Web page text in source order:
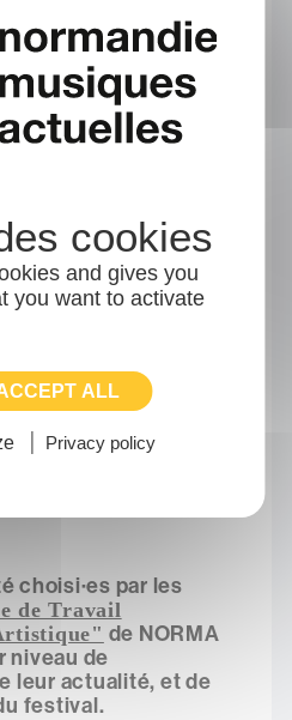
s’inspirant de l’électro
du mouvement punk,
délivre en concert une
et fédératrice.
choisi·es par les
de Travail
de NORMA
niveau de
leur actualité, et de
festival.
and gives you
you want to activate
ALL
Privacy policy